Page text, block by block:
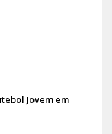
Jovem em